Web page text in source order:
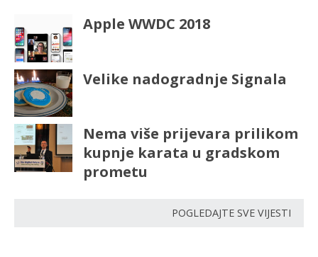
Apple WWDC 2018
Velike nadogradnje Signala
Nema više prijevara prilikom
kupnje karata u gradskom
prometu
POGLEDAJTE SVE VIJESTI